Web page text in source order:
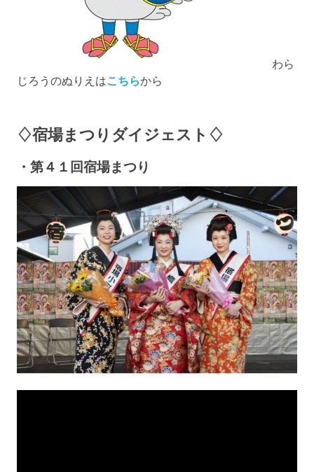
わら
じろうのぬりえはこちらから
♢宿場まつりダイジェスト♢
・第４１回宿場まつり